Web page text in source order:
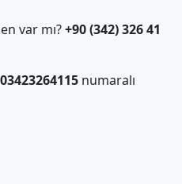
var mı?+90 (342) 326 41
03423264115numaralı